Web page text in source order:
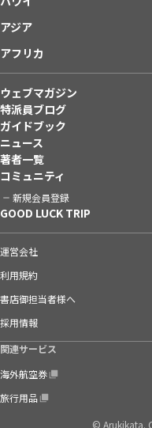
アジア
アフリカ
ウェブマガジン
特派員ブログ
ガイドブック
ニュース
著者一覧
コミュニティ
新規会員登録
GOOD LUCK TRIP
運営会社
利用規約
書店御担当者様へ
採用情報
関連サービス
海外航空券
旅行用品
© Arukikata.